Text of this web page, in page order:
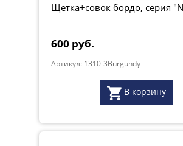
Щетка+совок бордо, серия
600 руб.
Артикул: 1310-3Burgundy
В корзину